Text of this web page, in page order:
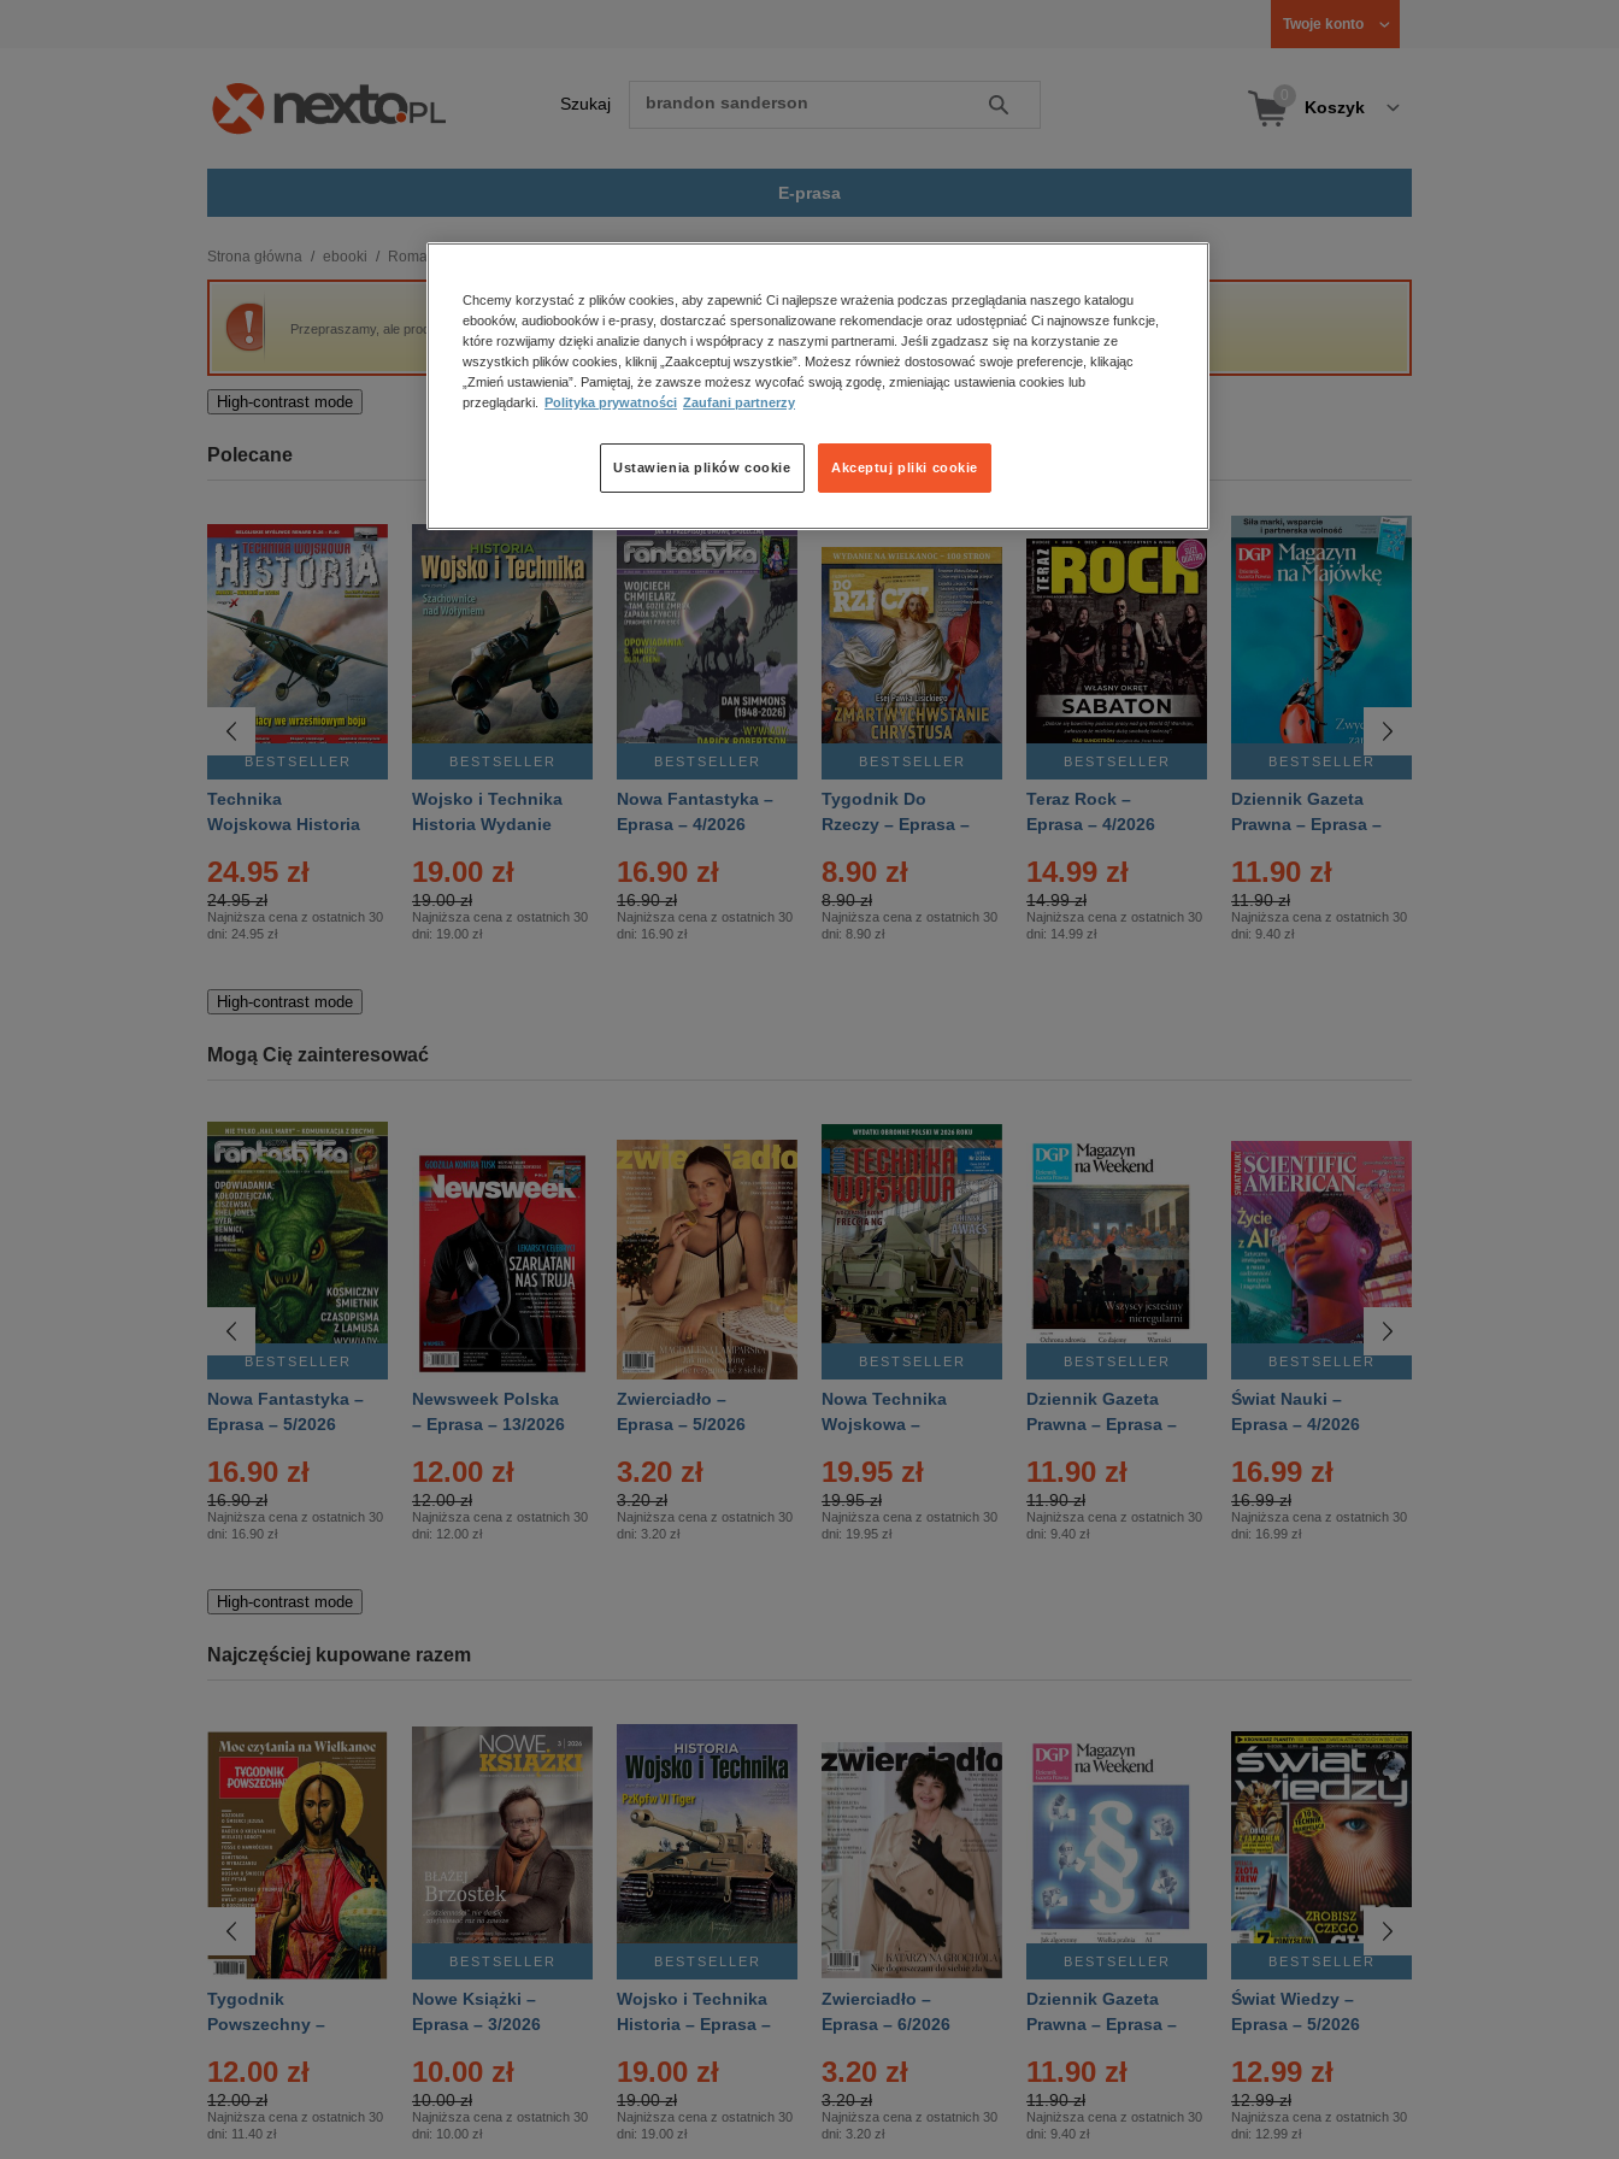
Twoje konto
Szukaj Szukaj Koszyk
E-prasa
budownictwo, aranżacja wnętrz
biznesowe, branżowe, gospodarka
darmowe wydania
edukacja
kobiece, lifestyle, kultura
polityka, społeczno-informacyjne
psychologiczne
inne
popularno-naukowe
historia
zdrowie
religie
Strona główna ebooki Romans i erotyka
Przepraszamy, ale produkt „Zaskakujące oświadczyny” nie jest dostępny.
High-contrast mode
Polecane
BESTSELLER
Technika
Wojskowa Historia
24.95 zł
24.95 zł
Najniższa cena z ostatnich 30
dni: 24.95 zł
BESTSELLER
Wojsko i Technika
Historia Wydanie
– 2/2026
19.00 zł
19.00 zł
Najniższa cena z ostatnich 30
dni: 19.00 zł
BESTSELLER
Nowa Fantastyka –
Eprasa – 4/2026
16.90 zł
16.90 zł
Najniższa cena z ostatnich 30
dni: 16.90 zł
BESTSELLER
Tygodnik Do
Rzeczy – Eprasa –
8.90 zł
8.90 zł
Najniższa cena z ostatnich 30
dni: 8.90 zł
BESTSELLER
Teraz Rock –
Eprasa – 4/2026
14.99 zł
14.99 zł
Najniższa cena z ostatnich 30
dni: 14.99 zł
BESTSELLER
Dziennik Gazeta
Prawna – Eprasa –
11.90 zł
11.90 zł
Najniższa cena z ostatnich 30
dni: 9.40 zł
High-contrast mode
Mogą Cię zainteresować
BESTSELLER
Nowa Fantastyka –
Eprasa – 5/2026
16.90 zł
16.90 zł
Najniższa cena z ostatnich 30
dni: 16.90 zł
Newsweek Polska
– Eprasa – 13/2026
12.00 zł
12.00 zł
Najniższa cena z ostatnich 30
dni: 12.00 zł
Zwierciadło –
Eprasa – 5/2026
3.20 zł
3.20 zł
Najniższa cena z ostatnich 30
dni: 3.20 zł
BESTSELLER
Nowa Technika
Wojskowa –
19.95 zł
19.95 zł
Najniższa cena z ostatnich 30
dni: 19.95 zł
BESTSELLER
Dziennik Gazeta
Prawna – Eprasa –
11.90 zł
11.90 zł
Najniższa cena z ostatnich 30
dni: 9.40 zł
BESTSELLER
Świat Nauki –
Eprasa – 4/2026
16.99 zł
16.99 zł
Najniższa cena z ostatnich 30
dni: 16.99 zł
High-contrast mode
Najczęściej kupowane razem
Tygodnik
Powszechny –
12.00 zł
12.00 zł
Najniższa cena z ostatnich 30
dni: 11.40 zł
BESTSELLER
Nowe Książki –
Eprasa – 3/2026
10.00 zł
10.00 zł
Najniższa cena z ostatnich 30
dni: 10.00 zł
BESTSELLER
Wojsko i Technika
Historia – Eprasa –
19.00 zł
19.00 zł
Najniższa cena z ostatnich 30
dni: 19.00 zł
Zwierciadło –
Eprasa – 6/2026
3.20 zł
3.20 zł
Najniższa cena z ostatnich 30
dni: 3.20 zł
BESTSELLER
Dziennik Gazeta
Prawna – Eprasa –
11.90 zł
11.90 zł
Najniższa cena z ostatnich 30
dni: 9.40 zł
BESTSELLER
Świat Wiedzy –
Eprasa – 5/2026
12.99 zł
12.99 zł
Najniższa cena z ostatnich 30
dni: 12.99 zł
Chcemy korzystać z plików cookies, aby zapewnić Ci najlepsze wrażenia podczas przeglądania naszego katalogu
ebooków, audiobooków i e-prasy, dostarczać spersonalizowane rekomendacje oraz udostępniać Ci najnowsze funkcje,
które rozwijamy dzięki analizie danych i współpracy z naszymi partnerami. Jeśli zgadzasz się na korzystanie ze
wszystkich plików cookies, kliknij „Zaakceptuj wszystkie”. Możesz również dostosować swoje preferencje, klikając
„Zmień ustawienia”. Pamiętaj, że zawsze możesz wycofać swoją zgodę, zmieniając ustawienia cookies lub
przeglądarki.
Polityka prywatności Zaufani partnerzy
Akceptuj pliki cookie
Ustawienia plików cookie